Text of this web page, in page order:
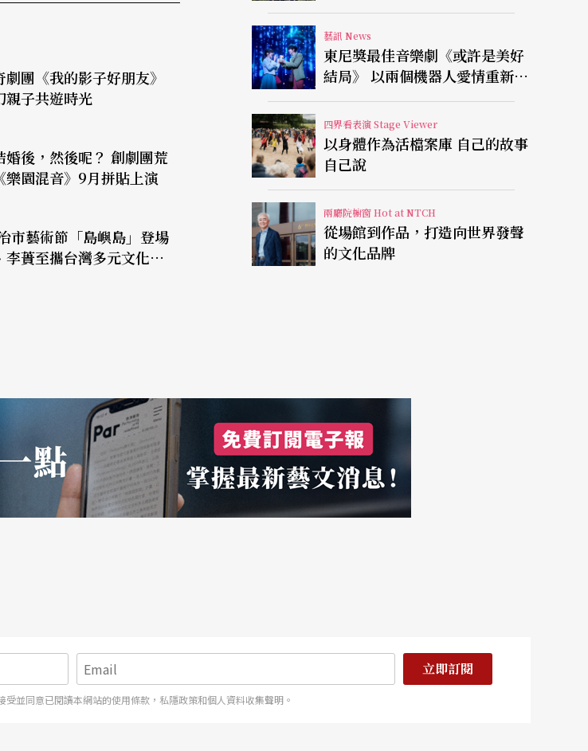
團《我的影子好朋友》
親子共遊時光
婚後，然後呢？ 創劇團荒
樂園混音》9月拼貼上演
市藝術節「島嶼島」登場
李蕢至攜台灣多元文化赴
藝訊 News
東尼獎最佳音樂劇《或許是美好
結局》 以兩個機器人愛情重新凝
視有限人生
四界看表演 Stage Viewer
以身體作為活檔案庫 自己的故事
自己說
兩廳院櫥窗 Hot at NTCH
從場館到作品，打造向世界發聲
的文化品牌
立即訂閱
受並同意已閱讀本網站的使用條款，私隱政策和個人資料收集聲明。